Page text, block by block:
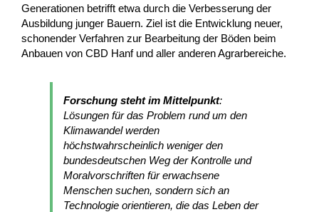
Generationen betrifft etwa durch die Verbesserung der
Ausbildung junger Bauern. Ziel ist die Entwicklung neuer,
schonender Verfahren zur Bearbeitung der Böden beim
Anbauen von CBD Hanf und aller anderen Agrarbereiche.
Forschung steht im Mittelpunkt:
Lösungen für das Problem rund um den
Klimawandel werden
höchstwahrscheinlich weniger den
bundesdeutschen Weg der Kontrolle und
Moralvorschriften für erwachsene
Menschen suchen, sondern sich an
Technologie orientieren, die das Leben der